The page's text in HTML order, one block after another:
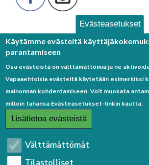
Palaute
Linkkejä
Etusivulle
Kirjaudu sisään
Evästeasetukset
Käytämme evästeitä
parantamiseen
Osa evästeistä on välttämättömiä ja ne
Vapaaehtoisia evästeitä käytetään esimerkiksi
mainonnan kohdentamiseen. Voit muokata
milloin tahansa Evästeasetukset-linkin kautta.
Lisätietoa evästeistä
Välttämättömät